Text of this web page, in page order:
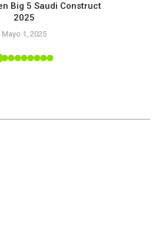
Big 5 Saudi Construct
2025
Mayo 1, 2025